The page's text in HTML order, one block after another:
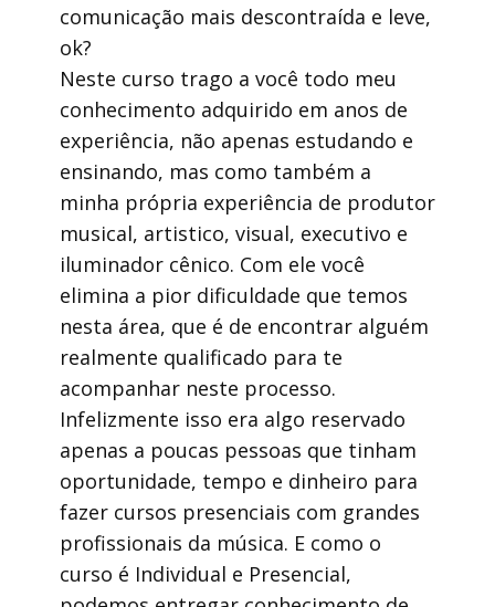
comunicação mais descontraída e leve,
ok?
Neste curso trago a você todo meu
conhecimento adquirido em anos de
experiência, não apenas estudando e
ensinando, mas como também a
minha própria experiência de produtor
musical, artistico, visual, executivo e
iluminador cênico. Com ele você
elimina a pior dificuldade que temos
nesta área, que é de encontrar alguém
realmente qualificado para te
acompanhar neste processo.
Infelizmente isso era algo reservado
apenas a poucas pessoas que tinham
oportunidade, tempo e dinheiro para
fazer cursos presenciais com grandes
profissionais da música. E como o
curso é Individual e Presencial,